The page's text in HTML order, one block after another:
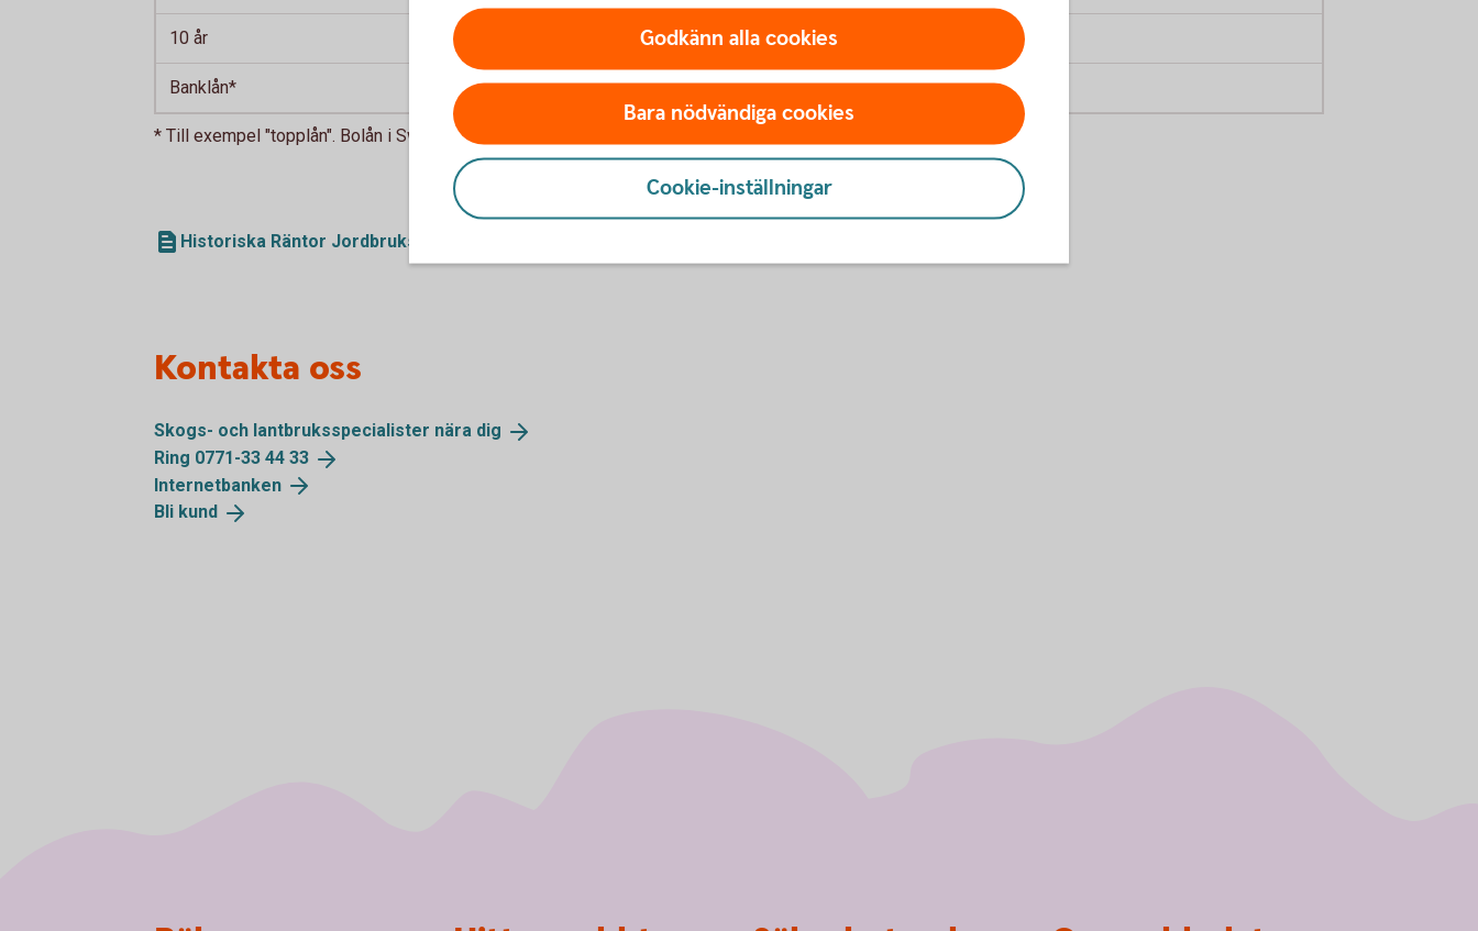
10 år
Banklån*
* Till exempel "topplån". Bolån i Swedbank, inte i Swedbank Hypotek.
Historiska Räntor Jordbrukskredit 1999-2011 (xlsx)
Kontakta oss
Skogs- och lantbruksspecialister nära dig
Ring 0771-33 44 33
Internetbanken
Bli kund
Godkänn alla cookies
Bara nödvändiga cookies
Cookie-inställningar